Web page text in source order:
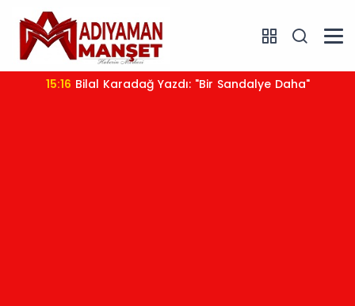
15:16 Bilal Karadağ Yazdı: "Bir Sandalye Daha"